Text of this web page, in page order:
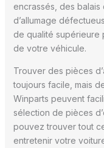
encrassés, des
d’allumage
de qualité supérieure
de votre véhicule.
Trouver des pièces
toujours facile, mais
Winparts peuvent
sélection de pièces
pouvez trouver tout
entretenir votre